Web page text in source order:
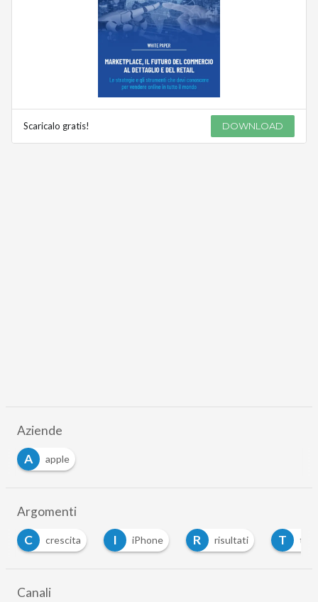
Scaricalo gratis! DOWNLOAD
Aziende
A
apple
Argomenti
C
crescita iPhone R risultati T
Canali